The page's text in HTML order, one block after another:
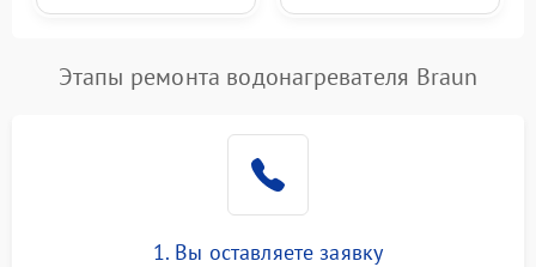
Этапы ремонта водонагревателя Braun
1. Вы оставляете заявку